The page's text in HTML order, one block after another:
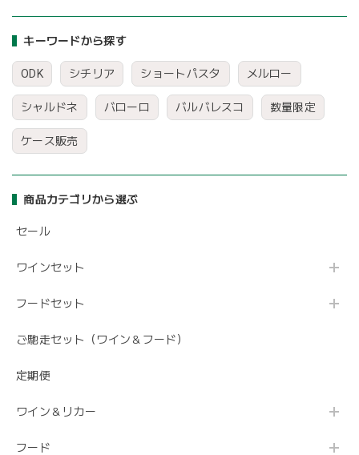
キーワードから探す
ODK シチリア ショートパスタ メルロー
シャルドネ バローロ バルバレスコ 数量限定
ケース販売
商品カテゴリから選ぶ
セール
ワインセット
フードセット
ご馳走セット（ワイン＆フード）
定期便
ワイン＆リカー
フード
＆送料無料〉